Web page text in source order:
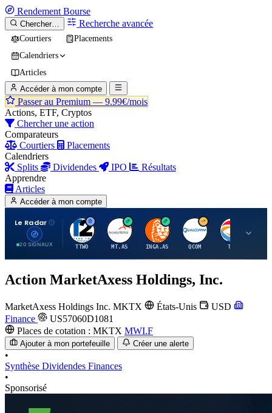
Rendement Bourse
Chercher… Recherche avancée
Courtiers
Placements
Calendriers
Articles
Accéder à mon compte
Passer au Premium — 9.99€/mois
Actions, ETF, Cryptos
Chercher une action
Comparateurs
Courtiers
Placements
Calendriers
Splits
Dividendes IPO
Résultats
Apprendre
Articles
Accéder à mon compte
Le Radar
20 SIGNAUX
T
TTWO
A
MT.AS
I
INGA.AS
Q
QCOM
T
TTE
Action MarketAxess Holdings, Inc.
MarketAxess Holdings Inc. MKTX États-Unis
USD
Finance
US57060D1081
Places de cotation : MKTX MWI.F
Ajouter à mon portefeuille Créer une alerte
•
Synthèse Dividendes Finances
•
Sponsorisé